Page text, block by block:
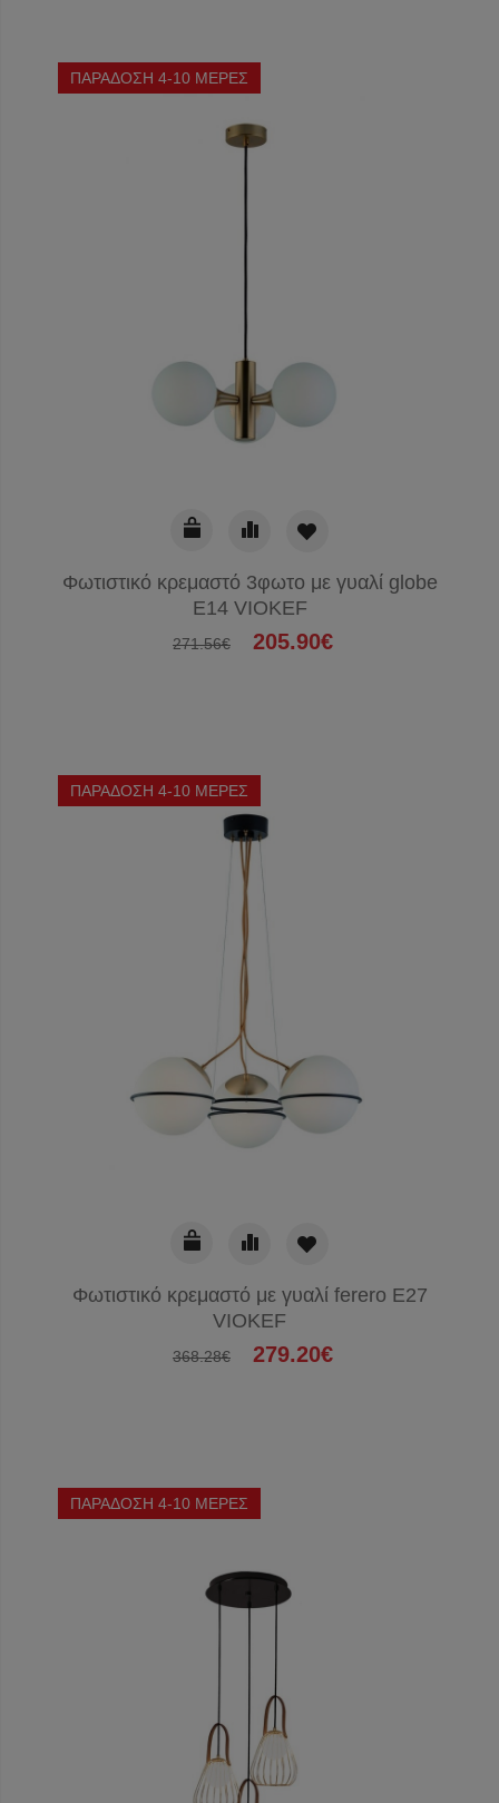
ΠΑΡΑΔΟΣΗ 4-10 ΜΕΡΕΣ
Φωτιστικό κρεμαστό 3φωτο με γυαλί globe
E14 VIOKEF
271.56€ 205.90€
ΠΑΡΑΔΟΣΗ 4-10 ΜΕΡΕΣ
Φωτιστικό κρεμαστό με γυαλί ferero E27
VIOKEF
368.28€ 279.20€
ΠΑΡΑΔΟΣΗ 4-10 ΜΕΡΕΣ